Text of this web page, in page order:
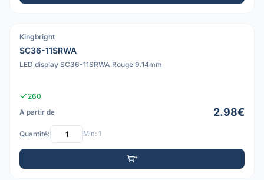
PDF
Kingbright
SC36-11SRWA
LED display SC36-11SRWA Rouge 9.14mm
260
A partir de
2.98€
Quantité: Min: 1